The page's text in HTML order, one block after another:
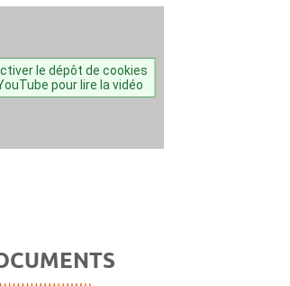
le dépôt de cookies
pour lire la vidéo